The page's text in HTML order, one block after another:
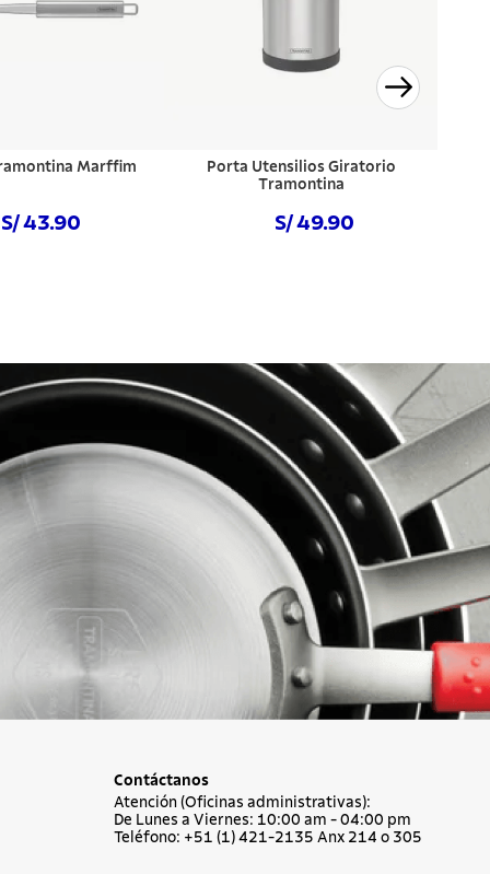
Marffim
S/ 43.90
Porta Utensilios Giratorio
Tramontina
S/ 49.90
Contáctanos
Atención (Oficinas administrativas):
De Lunes a Viernes: 10:00 am - 04:00 pm
Teléfono: +51 (1) 421-2135 Anx 214 o 305